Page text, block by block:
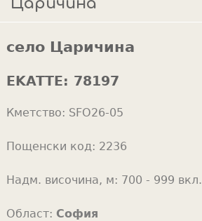
h
f
r
m
u
r
e
e
село Царичина
EKATTE: 78197
Кметство: SFO26-05
Пощенски код: 2236
Надм. височина, м: 700 - 999 вкл.
Област: София